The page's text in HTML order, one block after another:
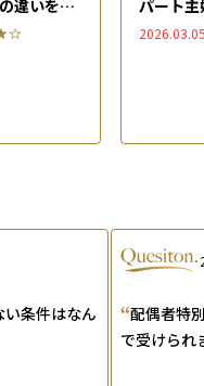
違いを徹
パート
ーラン
条件はなん
“配偶者特
で受けられ